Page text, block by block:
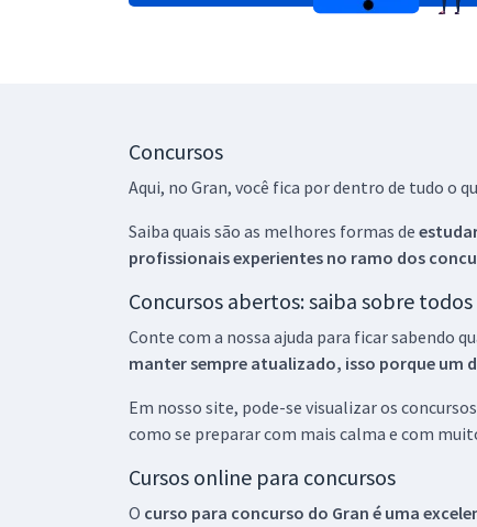
Concursos
Aqui, no Gran, você fica por dentro de tudo o
Saiba quais são as melhores formas de
profissionais experientes no ramo dos
Concursos abertos: saiba sobre
Conte com a nossa ajuda para ficar sabendo
manter sempre atualizado, isso porque um
Em nosso site, pode-se visualizar os
como se preparar com mais calma e com
Cursos online para concursos
O curso para concurso do Gran é uma